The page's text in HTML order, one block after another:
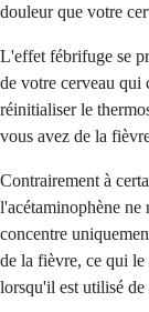
douleur que votre
L'effet fébrifuge se
de votre cerveau qui
réinitialiser le
vous avez de la
Contrairement à
l'acétaminophène
concentre
de la fièvre, ce qui
lorsqu'il est utilisé de